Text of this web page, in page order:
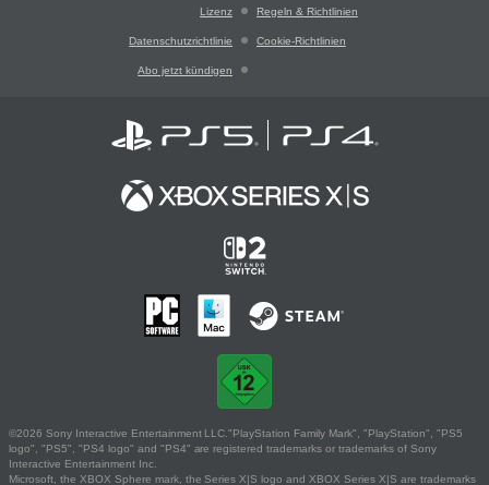
Lizenz Regeln & Richtlinien
Datenschutzrichtlinie Cookie-Richtlinien
Abo jetzt kündigen
©2026 Sony Interactive Entertainment LLC."PlayStation Family Mark", "PlayStation", "PS5
logo", "PS5", "PS4 logo" and "PS4" are registered trademarks or trademarks of Sony
Interactive Entertainment Inc.
Microsoft, the XBOX Sphere mark, the Series X|S logo and XBOX Series X|S are trademarks